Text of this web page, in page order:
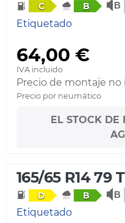
C B
Etiquetado
64,00 €
IVA incluido
Precio de montaje no
Precio por neumático
EL STOCK DE
165/65 R14 79 T
D B
Etiquetado